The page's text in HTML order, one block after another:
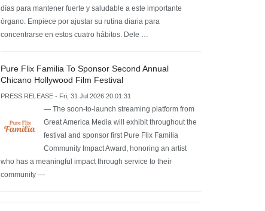
días para mantener fuerte y saludable a este importante
órgano. Empiece por ajustar su rutina diaria para
concentrarse en estos cuatro hábitos. Dele …
Pure Flix Familia To Sponsor Second Annual
Chicano Hollywood Film Festival
PRESS RELEASE - Fri, 31 Jul 2026 20:01:31
— The soon-to-launch streaming platform from
Great America Media will exhibit throughout the
festival and sponsor first Pure Flix Familia
Community Impact Award, honoring an artist
who has a meaningful impact through service to their
community —